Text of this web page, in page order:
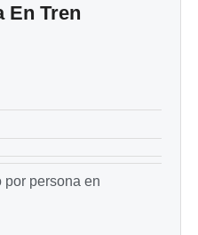
En Tren
por persona en